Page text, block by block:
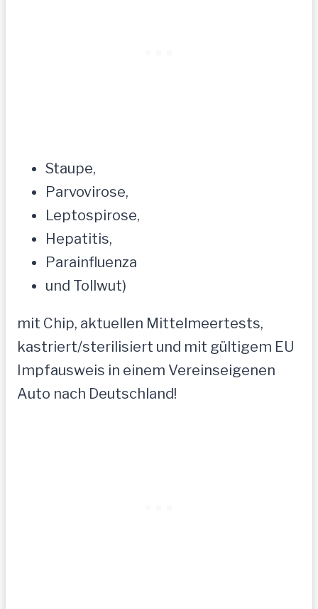
Staupe,
Parvovirose,
Leptospirose,
Hepatitis,
Parainfluenza
und Tollwut)
mit Chip, aktuellen Mittelmeertests,
kastriert/sterilisiert und mit gültigem EU
Impfausweis in einem Vereinseigenen
Auto nach Deutschland!